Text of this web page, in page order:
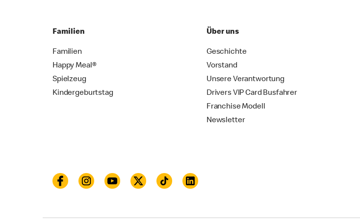
Familien
Familien
Happy Meal®
Spielzeug
Kindergeburtstag
Über uns
Geschichte
Vorstand
Unsere Verantwortung
Drivers VIP Card Busfahrer
Franchise Modell
Newsletter